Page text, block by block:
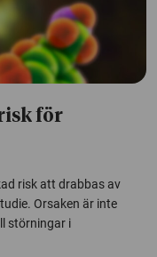
för
risk att drabbas av
Orsaken är inte
störningar i